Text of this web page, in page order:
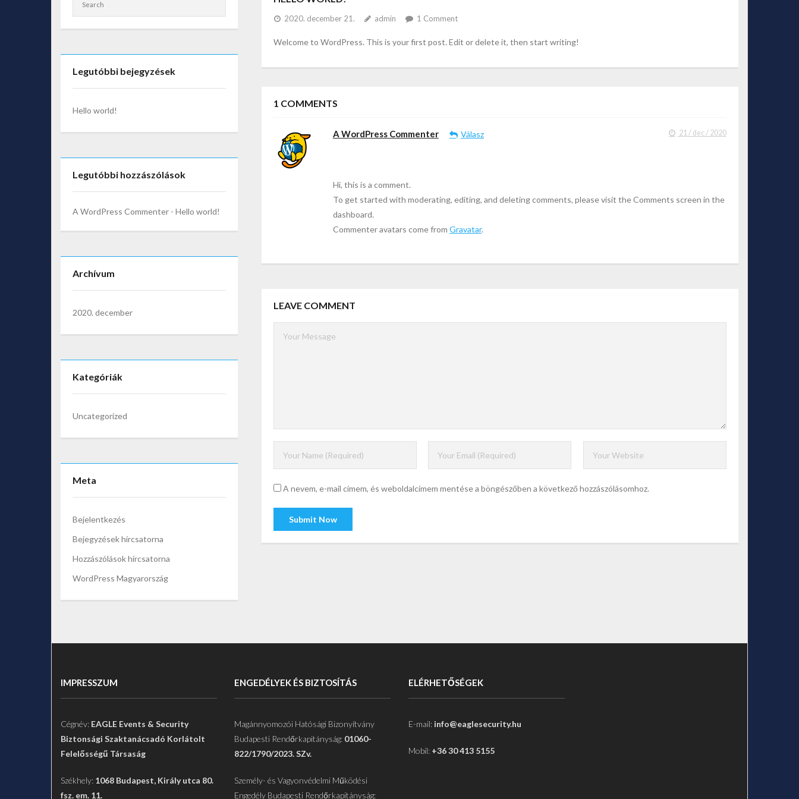
2020. december 21. admin 1 Comment
Welcome to WordPress. This is your first post. Edit or delete it, then start writing!
1 COMMENTS
A WordPress Commenter Válasz 21 / dec / 2020
Hi, this is a comment.
To get started with moderating, editing, and deleting comments, please visit the Comments screen in the
dashboard.
Commenter avatars come from Gravatar.
LEAVE COMMENT
A nevem, e-mail címem, és weboldalcímem mentése a böngészőben a következő hozzászólásomhoz.
Legutóbbi bejegyzések
Hello world!
Legutóbbi hozzászólások
A WordPress Commenter -Hello world!
Archívum
2020. december
Kategóriák
Uncategorized
Meta
Bejelentkezés
Bejegyzések hírcsatorna
Hozzászólások hírcsatorna
WordPress Magyarország
IMPRESSZUM
Cégnév: EAGLE Events & Security
Biztonsági Szaktanácsadó Korlátolt
Felelősségű Társaság
Székhely: 1068 Budapest, Király utca 80.
fsz. em. 11.
ENGEDÉLYEK ÉS BIZTOSÍTÁS
Magánnyomozói Hatósági Bizonyítvány
Budapesti Rendőrkapitányság: 01060-
822/1790/2023. SZv.
Személy- és Vagyonvédelmi Működési
Engedély Budapesti Rendőrkapitányság:
ELÉRHETŐSÉGEK
E-mail: info@eaglesecurity.hu
Mobil: +36 30 413 5155